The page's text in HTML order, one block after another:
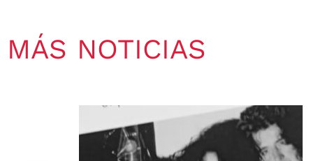
MÁS NOTICIAS